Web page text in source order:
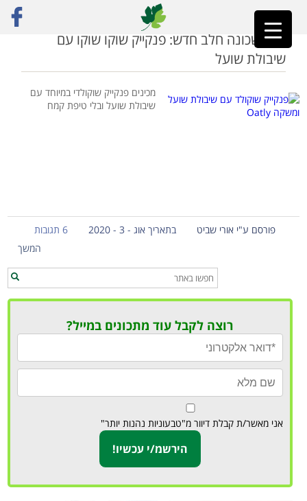
ראשי»אוטלי בישראל
בא לשכונה חלב חדש: פנקייק שוקו שוקו עם
שיבולת שועל
מכינים פנקייק שוקולדי במיוחד עם
שיבולת שועל ובלי טיפת קמח
פורסם ע"י אורי שביט בתאריך אוג - 3 - 2020
6 תגובות
המשך
רוצה לקבל עוד מתכונים במייל?
אני מאשר/ת קבלת דיוור מ"טבעוניות נהנות יותר"